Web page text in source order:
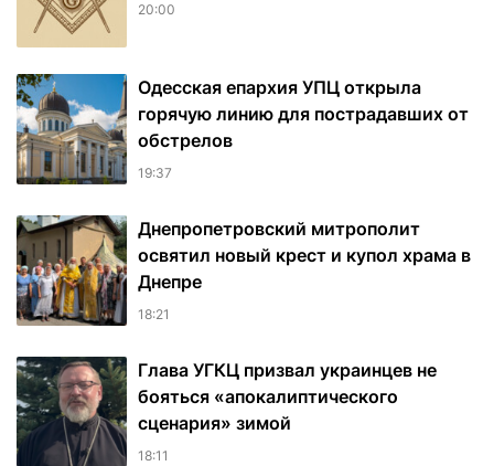
20:00
Одесская епархия УПЦ открыла
горячую линию для пострадавших от
обстрелов
19:37
Днепропетровский митрополит
освятил новый крест и купол храма в
Днепре
18:21
Глава УГКЦ призвал украинцев не
бояться «апокалиптического
сценария» зимой
18:11